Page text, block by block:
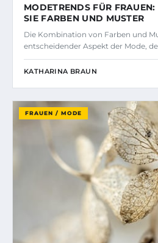
MODETRENDS FÜR
SIE FARBEN UND MUSTER
Die Kombination von Farben und
entscheidender Aspekt der Mode,
KATHARINA BRAUN
FRAUEN / MODE